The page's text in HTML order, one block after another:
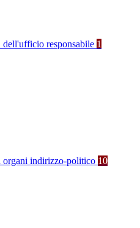
dell'ufficio responsabile 1
organi indirizzo-politico 10